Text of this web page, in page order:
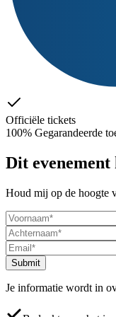
Officiële tickets
100% Gegarandeerde
Dit evenement
Houd mij op de hoogte
Submit
Je informatie wordt in